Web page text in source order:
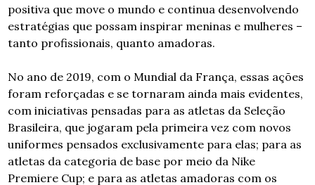
positiva que move o mundo e continua desenvolvendo
estratégias que possam inspirar meninas e mulheres –
tanto profissionais, quanto amadoras.
No ano de 2019, com o Mundial da França, essas ações
foram reforçadas e se tornaram ainda mais evidentes,
com iniciativas pensadas para as atletas da Seleção
Brasileira, que jogaram pela primeira vez com novos
uniformes pensados exclusivamente para elas; para as
atletas da categoria de base por meio da Nike
Premiere Cup; e para as atletas amadoras com os